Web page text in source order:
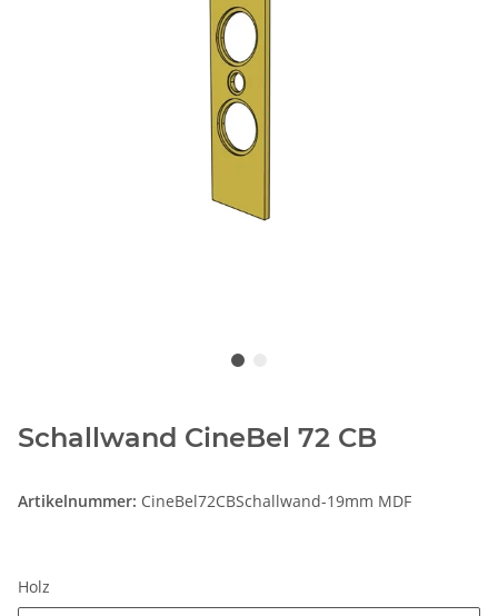
Schallwand CineBel 72 CB
Artikelnummer: CineBel72CBSchallwand-19mm MDF
Holz